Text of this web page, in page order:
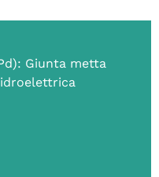
Giunta metta